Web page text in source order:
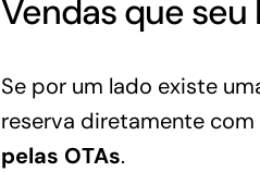
Vendas que
Se por um lado existe
reserva diretamente com
pelas OTAs.